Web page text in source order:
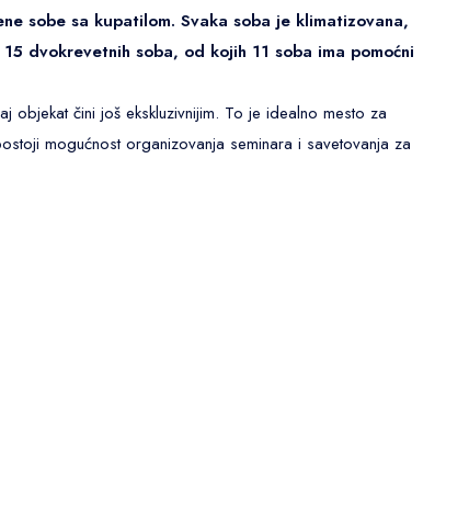
sobe sa kupatilom. Svaka soba je klimatizovana,
dvokrevetnih soba, od kojih 11 soba ima pomoćni
čini još ekskluzivnijim. To je idealno mesto za
mogućnost organizovanja seminara i savetovanja za